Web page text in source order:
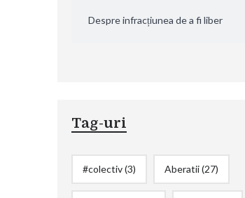
Despre infracțiunea de a fi liber
Tag-uri
#colectiv(3) Aberatii(27)